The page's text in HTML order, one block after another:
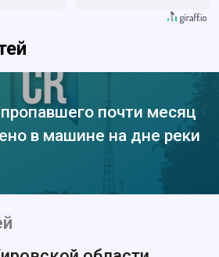
почти месяц
в машине на дне реки